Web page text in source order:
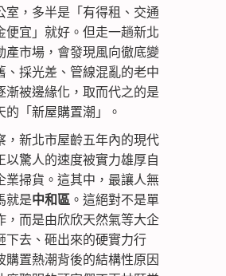
室，多半是「有得租、交通
便宜」就好。但走一趟新北
產市場，會發現風向徹底變
、採光差、管線混亂的老中
漸被邊緣化，取而代之的是
的「新屋購置潮」。
，新北市屋齡五年內的現代
以驚人的速度被實力雄厚自
業掃貨。這其中，最讓人無
就是中和區 。這絕對不是單
，而是由欣欣天然氣等大企
下去、砸出來的硬實力行
購置熱潮背後的結構性原因